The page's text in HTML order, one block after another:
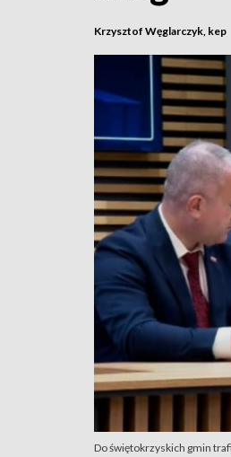
Krzysztof Węglarczyk, kep
Do świętokrzyskich gmin